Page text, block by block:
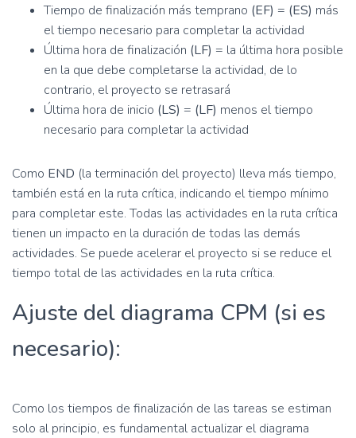
Tiempo de finalización más temprano (EF) = (ES) más
el tiempo necesario para completar la actividad
Última hora de finalización (LF) = la última hora posible
en la que debe completarse la actividad, de lo
contrario, el proyecto se retrasará
Última hora de inicio (LS) = (LF) menos el tiempo
necesario para completar la actividad
Como END (la terminación del proyecto) lleva más tiempo,
también está en la ruta crítica, indicando el tiempo mínimo
para completar este. Todas las actividades en la ruta crítica
tienen un impacto en la duración de todas las demás
actividades. Se puede acelerar el proyecto si se reduce el
tiempo total de las actividades en la ruta crítica.
Ajuste del diagrama CPM (si es
necesario):
Como los tiempos de finalización de las tareas se estiman
solo al principio, es fundamental actualizar el diagrama